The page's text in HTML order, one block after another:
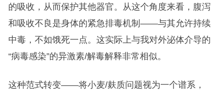
的吸收，从而保护其他器官。从这个角度来看，腹泻
和吸收不良是身体的紧急排毒机制——与其允许持续
中毒，不如饿死一点。这实际上与我对外泌体介导的
“病毒感染”的异激素/解毒解释非常相似。
这种范式转变——将小麦/麸质问题视为一个谱系，